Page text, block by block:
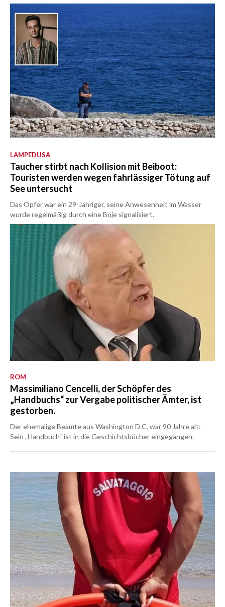
LAMPEDUSA
Taucher stirbt nach Kollision mit Beiboot:
Touristen werden wegen fahrlässiger Tötung auf
See untersucht
Das Opfer war ein 29-Jähriger, seine Anwesenheit im Wasser
wurde regelmäßig durch eine Boje signalisiert.
ROM
Massimiliano Cencelli, der Schöpfer des
„Handbuchs“ zur Vergabe politischer Ämter, ist
gestorben.
Der ehemalige Beamte aus Washington D.C. war 90 Jahre alt:
Sein „Handbuch“ ist in die Geschichtsbücher eingegangen.